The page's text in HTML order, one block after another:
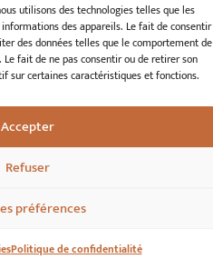
utilisons des technologies telles que les
des appareils. Le fait de
des données telles que le comportement de
fait de ne pas consentir ou de retirer son
sur certaines caractéristiques et fonctions.
Accepter
Refuser
préférences
Politique de confidentialité